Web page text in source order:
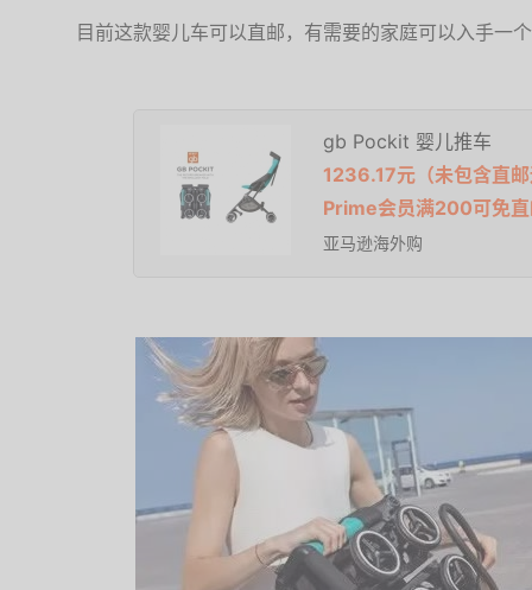
目前这款婴儿车可以直邮，有需要的家庭可以入手一
gb Pockit 婴儿推车
1236.17元（未包含直
Prime会员满200可免
亚马逊海外购